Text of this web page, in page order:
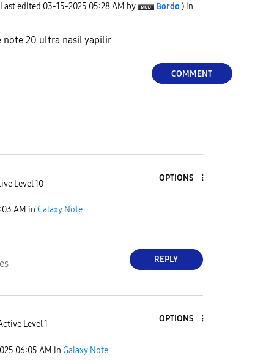
edited ‎03-15-2025 05:28 AM by Bordo ) in
note 20 ultra nasil yapilir
COMMENT
Level 10
OPTIONS
AM in Galaxy Note
REPLY
Level 1
OPTIONS
06:05 AM in Galaxy Note